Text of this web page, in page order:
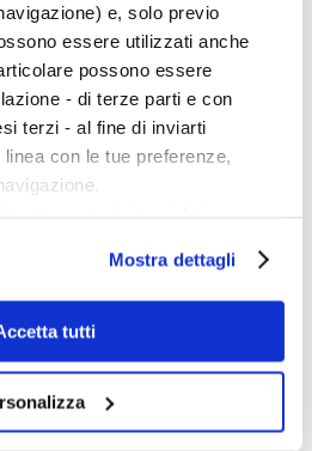
e, solo previo
essere utilizzati anche
possono essere
- di terze parti e con
terzi - al fine di inviarti
con le tue preferenze,
ti invitiamo a prendere visione
.
la “X” prosegui la
profilazione e con installazione
che potrai revocare in
Mostra dettagli
tutti